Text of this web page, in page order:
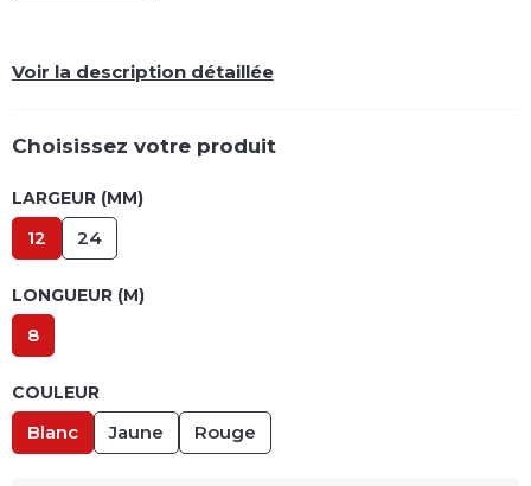
Voir la description détaillée
Choisissez votre produit
LARGEUR (MM)
12 24
LONGUEUR (M)
8
COULEUR
Blanc Jaune Rouge